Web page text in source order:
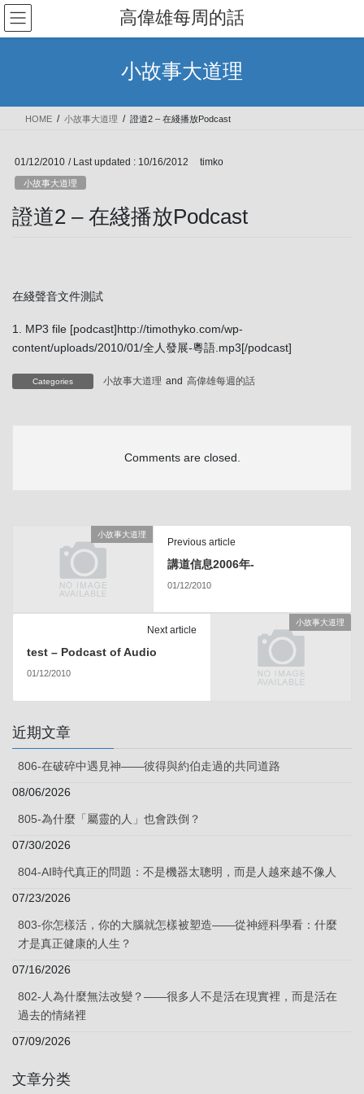
Skip
the
Skip
the
高偉雄每周的話
小故事大道理
HOME 小故事大道理 證道2 – 在綫播放Podcast
01/12/2010 / Last updated : 10/16/2012 timko
小故事大道理
證道2 – 在綫播放Podcast
在綫聲音文件測試
1. MP3 file [podcast]http://timothyko.com/wp-
content/uploads/2010/01/全人發展-粵語.mp3[/podcast]
Categories 小故事大道理 and 高偉雄每週的話
Comments are closed.
小故事大道理
Previous article
講道信息2006年-
01/12/2010
小故事大道理
Next article
test – Podcast of Audio
01/12/2010
近期文章
806-在破碎中遇見神——彼得與約伯走過的共同道路
08/06/2026
805-為什麼「屬靈的人」也會跌倒？
07/30/2026
804-AI時代真正的問題：不是機器太聰明，而是人越來越不像人
07/23/2026
803-你怎樣活，你的大腦就怎樣被塑造——從神經科學看：什麼
才是真正健康的人生？
07/16/2026
802-人為什麼無法改變？——很多人不是活在現實裡，而是活在
過去的情緒裡
07/09/2026
文章分类